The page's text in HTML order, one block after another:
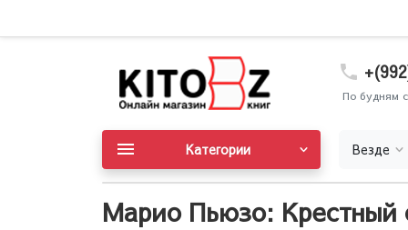
По будням
Везде
Категории
Марио Пьюзо: Крестный